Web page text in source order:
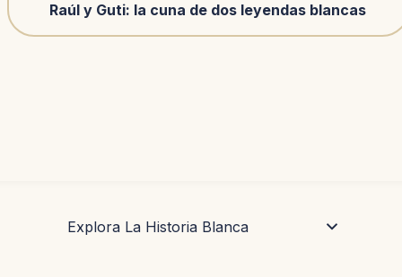
Raúl y Guti: la cuna de dos leyendas blancas
Explora La Historia Blanca